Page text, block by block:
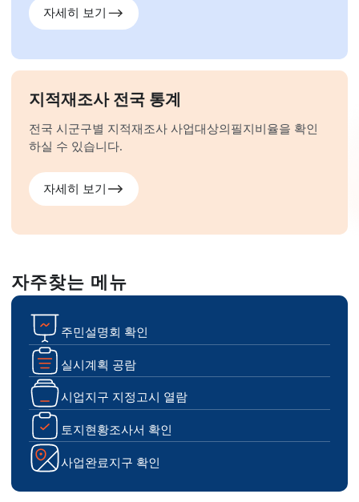
전국 지적재조사의 진행단계, 사업기간, 도면 등의
지적재조사 전국 통계
하실 수 있습니다.
자세히 보기
자주찾는 메뉴
주민설명회 확인